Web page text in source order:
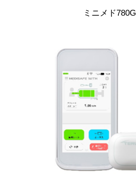
ミニメド780G